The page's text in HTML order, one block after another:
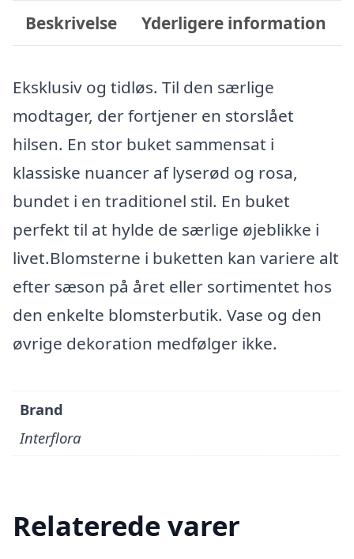
Beskrivelse Yderligere information
Eksklusiv og tidløs. Til den særlige
modtager, der fortjener en storslået
hilsen. En stor buket sammensat i
klassiske nuancer af lyserød og rosa,
bundet i en traditionel stil. En buket
perfekt til at hylde de særlige øjeblikke i
livet.Blomsterne i buketten kan variere alt
efter sæson på året eller sortimentet hos
den enkelte blomsterbutik. Vase og den
øvrige dekoration medfølger ikke.
Brand
Interflora
Relaterede varer